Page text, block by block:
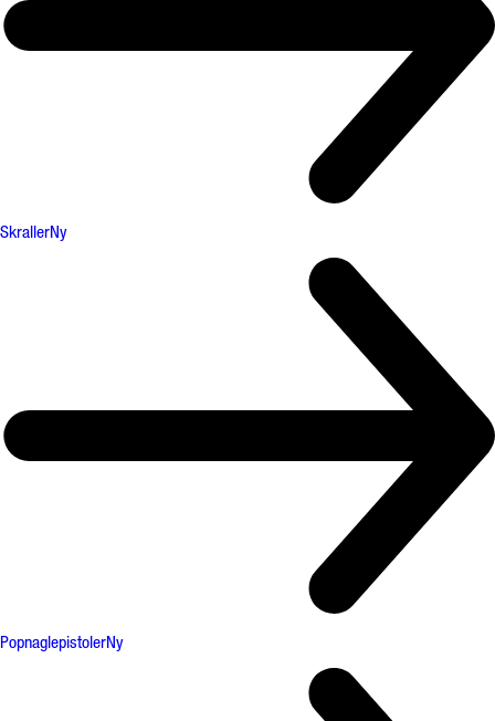
SkrallerNy
PopnaglepistolerNy